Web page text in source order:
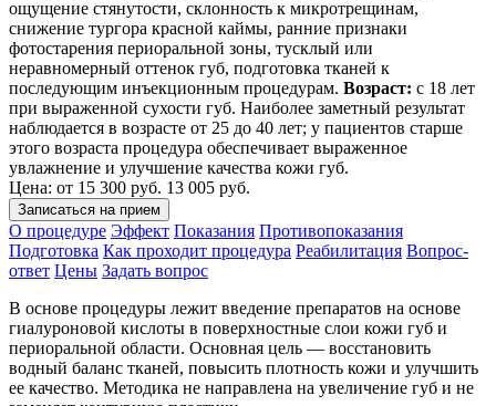
ощущение стянутости, склонность к микротрещинам,
снижение тургора красной каймы, ранние признаки
фотостарения периоральной зоны, тусклый или
неравномерный оттенок губ, подготовка тканей к
последующим инъекционным процедурам. Возраст: с 18 лет
при выраженной сухости губ. Наиболее заметный результат
наблюдается в возрасте от 25 до 40 лет; у пациентов старше
этого возраста процедура обеспечивает выраженное
увлажнение и улучшение качества кожи губ.
Цена: от 15 300 руб. 13 005 руб.
Записаться на прием
О процедуре Эффект Показания Противопоказания
Подготовка Как проходит процедура Реабилитация Вопрос-
ответ Цены Задать вопрос
В основе процедуры лежит введение препаратов на основе
гиалуроновой кислоты в поверхностные слои кожи губ и
периоральной области. Основная цель — восстановить
водный баланс тканей, повысить плотность кожи и улучшить
ее качество. Методика не направлена на увеличение губ и не